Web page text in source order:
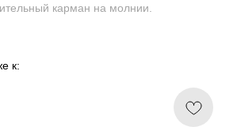
карман на молнии.
к: